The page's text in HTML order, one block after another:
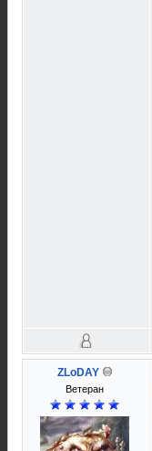
ZLoDAY
Ветеран